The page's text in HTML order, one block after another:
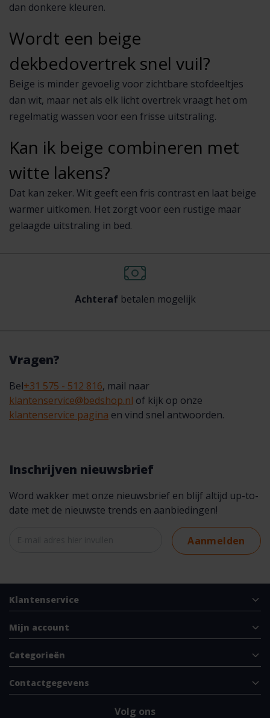
dan donkere kleuren.
Wordt een beige
dekbedovertrek snel vuil?
Beige is minder gevoelig voor zichtbare stofdeeltjes
dan wit, maar net als elk licht overtrek vraagt het om
regelmatig wassen voor een frisse uitstraling.
Kan ik beige combineren met
witte lakens?
Dat kan zeker. Wit geeft een fris contrast en laat beige
warmer uitkomen. Het zorgt voor een rustige maar
gelaagde uitstraling in bed.
Achterafbetalen mogelijk
Vragen?
Bel+31 575 - 512 816, mail naar
klantenservice@bedshop.nl of kijk op onze
klantenservice pagina en vind snel antwoorden.
Inschrijven nieuwsbrief
Word wakker met onze nieuwsbrief en blijf altijd up-to-
date met de nieuwste trends en aanbiedingen!
Aanmelden
Klantenservice
Mijn account
Categorieën
Contactgegevens
Volg ons